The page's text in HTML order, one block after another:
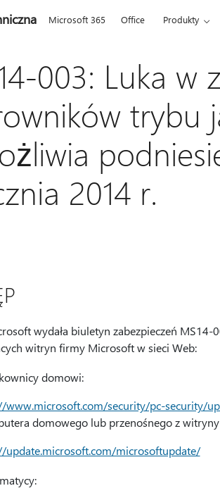
Microsoft 365 Office Produkty
003: Luka w
trybu
2014 r.
wydała biuletyn zabezpieczeń
witryn firmy Microsoft w sieci Web:
domowi:
www.microsoft.com/security/pc-security/
domowego lub przenośnego z
update.microsoft.com/microsoftupdate/